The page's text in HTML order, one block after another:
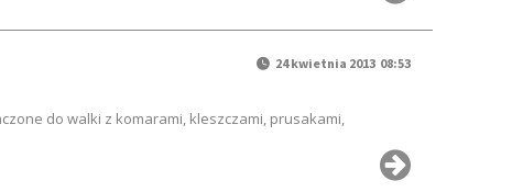
24 kwietnia 2013 08:53
do walki z komarami, kleszczami, prusakami,